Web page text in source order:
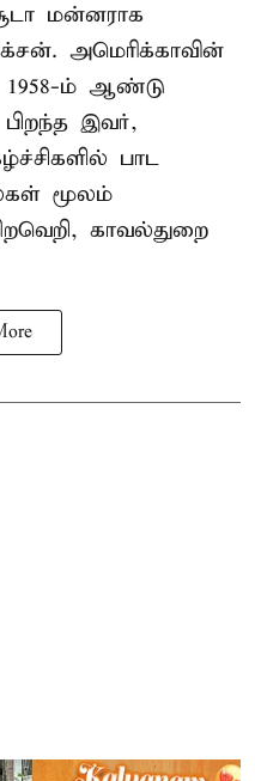
மன்னராக
அமெரிக்காவின்
1958-ம் ஆண்டு
இவர்,
பாட
மூலம்
காவல்துறை